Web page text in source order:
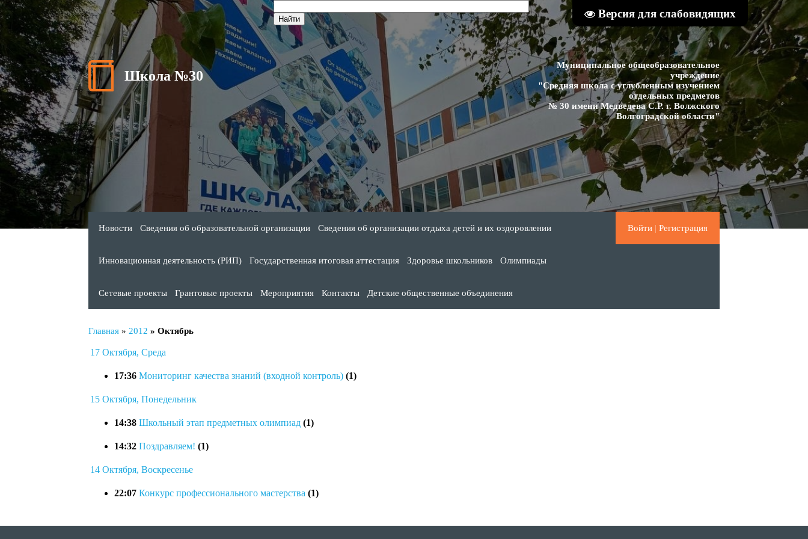
Версия для слабовидящих
Школа №30
Муниципальное общеобразовательное
учреждение
"Средняя школа с углубленным изучением
отдельных предметов
№ 30 имени Медведева С.Р. г. Волжского
Волгоградской области"
Войти | Регистрация
Новости Сведения об образовательной организации Сведения об организации отдыха детей и их оздоровлении
Инновационная деятельность (РИП) Государственная итоговая аттестация Здоровье школьников Олимпиады
Сетевые проекты Грантовые проекты Мероприятия Контакты Детские общественные объединения
Главная » 2012 » Октябрь
17 Октября, Среда
17:36 Мониторинг качества знаний (входной контроль) (1)
15 Октября, Понедельник
14:38 Школьный этап предметных олимпиад (1)
14:32 Поздравляем! (1)
14 Октября, Воскресенье
22:07 Конкурс профессионального мастерства (1)